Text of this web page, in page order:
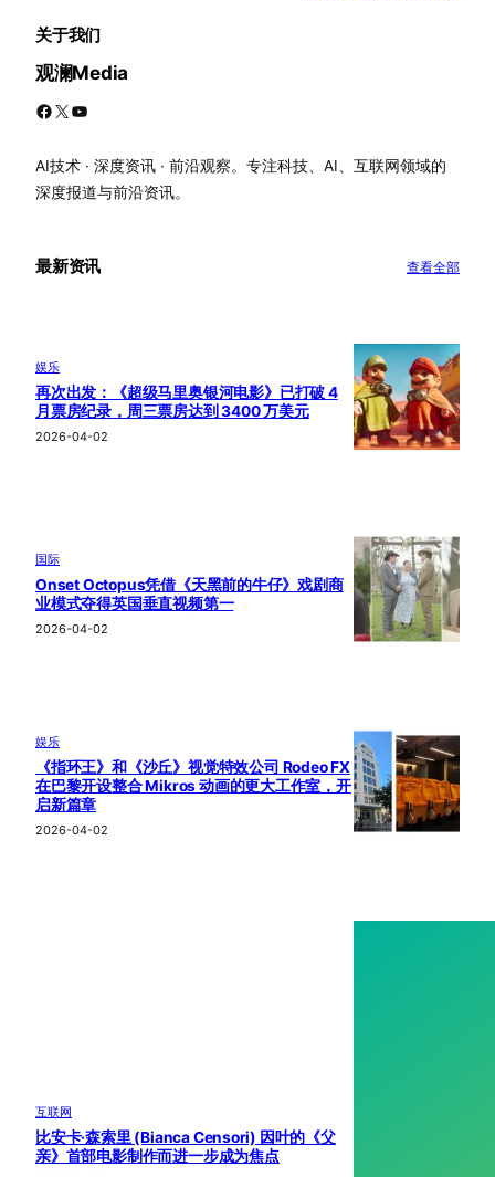
关于我们
观澜Media
Facebook X YouTube
AI技术 · 深度资讯 · 前沿观察。专注科技、AI、互联网领域的
深度报道与前沿资讯。
最新资讯 查看全部
娱乐
再次出发：《超级马里奥银河电影》已打破 4
月票房纪录，周三票房达到 3400 万美元
2026-04-02
国际
Onset Octopus凭借《天黑前的牛仔》戏剧商
业模式夺得英国垂直视频第一
2026-04-02
娱乐
《指环王》和《沙丘》视觉特效公司 Rodeo FX
在巴黎开设整合 Mikros 动画的更大工作室，开
启新篇章
2026-04-02
互联网
比安卡·森索里 (Bianca Censori) 因叶的《父
亲》首部电影制作而进一步成为焦点